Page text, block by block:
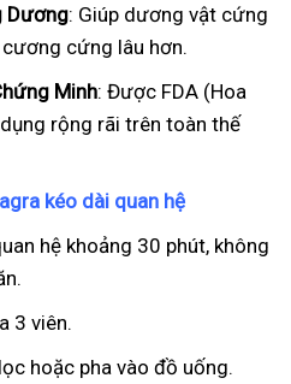
Dương: Giúp dương vật cứng
cứng lâu hơn.
Minh: Được FDA (Hoa
rộng rãi trên toàn thế
kéo dài quan hệ
hệ khoảng 30 phút, không
3 viên.
hoặc pha vào đồ uống.